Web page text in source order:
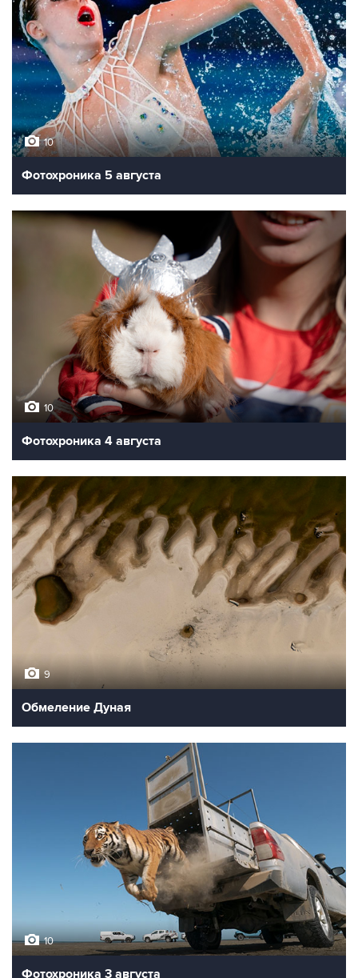
10
Фотохроника 5 августа
10
Фотохроника 4 августа
9
Обмеление Дуная
10
Фотохроника 3 августа